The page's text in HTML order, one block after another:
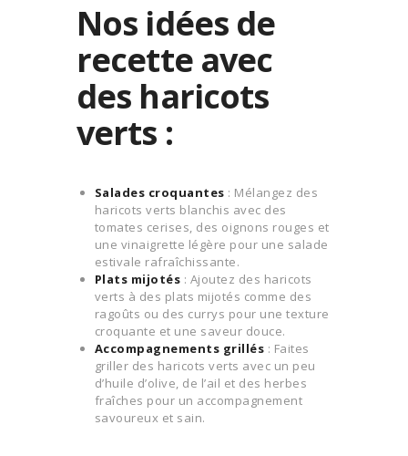
Nos idées de
recette avec
des haricots
verts :
Salades croquantes : Mélangez des
haricots verts blanchis avec des
tomates cerises, des oignons rouges et
une vinaigrette légère pour une salade
estivale rafraîchissante.
Plats mijotés : Ajoutez des haricots
verts à des plats mijotés comme des
ragoûts ou des currys pour une texture
croquante et une saveur douce.
Accompagnements grillés : Faites
griller des haricots verts avec un peu
d’huile d’olive, de l’ail et des herbes
fraîches pour un accompagnement
savoureux et sain.